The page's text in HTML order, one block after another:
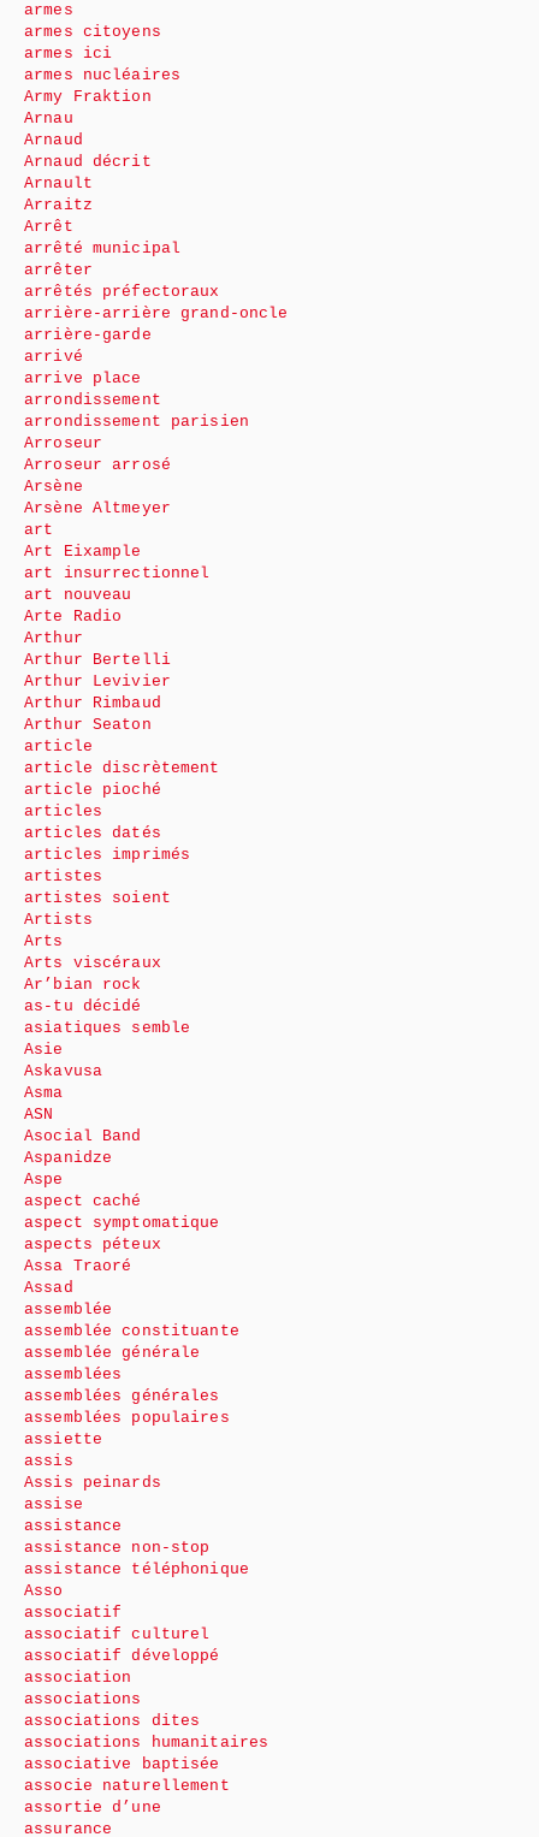
armes
armes citoyens
armes ici
armes nucléaires
Army Fraktion
Arnau
Arnaud
Arnaud décrit
Arnault
Arraitz
Arrêt
arrêté municipal
arrêter
arrêtés préfectoraux
arrière-arrière grand-oncle
arrière-garde
arrivé
arrive place
arrondissement
arrondissement parisien
Arroseur
Arroseur arrosé
Arsène
Arsène Altmeyer
art
Art Eixample
art insurrectionnel
art nouveau
Arte Radio
Arthur
Arthur Bertelli
Arthur Levivier
Arthur Rimbaud
Arthur Seaton
article
article discrètement
article pioché
articles
articles datés
articles imprimés
artistes
artistes soient
Artists
Arts
Arts viscéraux
Ar’bian rock
as-tu décidé
asiatiques semble
Asie
Askavusa
Asma
ASN
Asocial Band
Aspanidze
Aspe
aspect caché
aspect symptomatique
aspects péteux
Assa Traoré
Assad
assemblée
assemblée constituante
assemblée générale
assemblées
assemblées générales
assemblées populaires
assiette
assis
Assis peinards
assise
assistance
assistance non-stop
assistance téléphonique
Asso
associatif
associatif culturel
associatif développé
association
associations
associations dites
associations humanitaires
associative baptisée
associe naturellement
assortie d’une
assurance